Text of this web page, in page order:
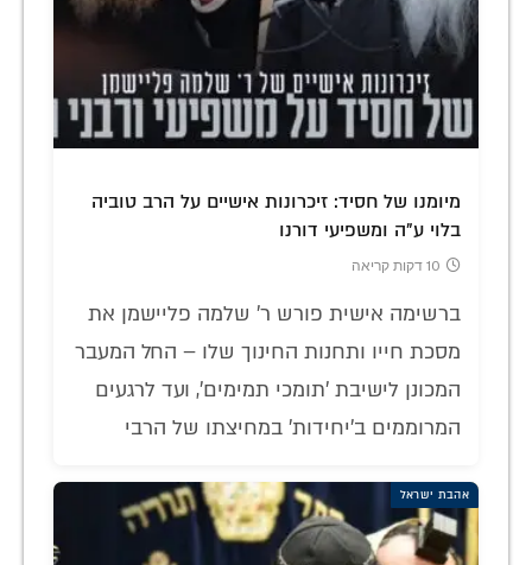
מיומנו של חסיד: זיכרונות אישיים על הרב טוביה
בלוי ע"ה ומשפיעי דורנו
10 דקות קריאה
ברשימה אישית פורש ר' שלמה פליישמן את
מסכת חייו ותחנות החינוך שלו – החל המעבר
המכונן לישיבת 'תומכי תמימים', ועד לרגעים
המרוממים ב'יחידות' במחיצתו של הרבי
אהבת ישראל